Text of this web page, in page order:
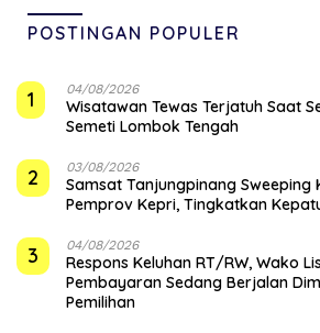
POSTINGAN POPULER
1 04/08/2026
Wisatawan Tewas Terjatuh Saat
Semeti Lombok Tengah
2 03/08/2026
Samsat Tanjungpinang Sweeping
Pemprov Kepri, Tingkatkan
3 04/08/2026
‎Respons Keluhan RT/RW, Wako
Pembayaran Sedang Berjalan
Pemilihan